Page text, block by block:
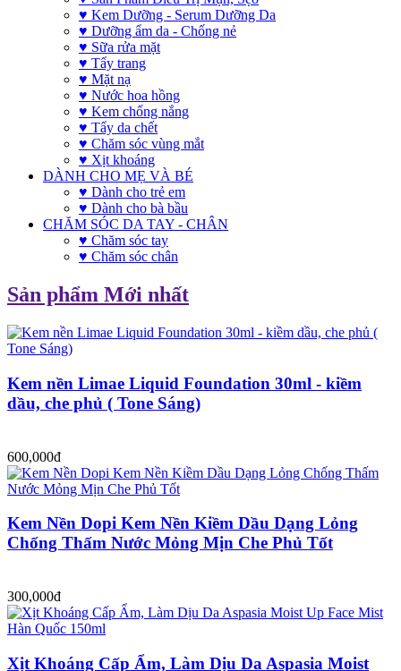
♥ Kem Dưỡng - Serum Dưỡng Da
♥ Dưỡng ẩm da - Chống nẻ
♥ Sữa rửa mặt
♥ Tẩy trang
♥ Mặt nạ
♥ Nước hoa hồng
♥ Kem chống nắng
♥ Tẩy da chết
♥ Chăm sóc vùng mắt
♥ Xịt khoáng
DÀNH CHO MẸ VÀ BÉ
♥ Dành cho trẻ em
♥ Dành cho bà bầu
CHĂM SÓC DA TAY - CHÂN
♥ Chăm sóc tay
♥ Chăm sóc chân
Sản phẩm Mới nhất
Kem nền Limae Liquid Foundation 30ml - kiềm
dầu, che phủ ( Tone Sáng)
600,000đ
Kem Nền Dopi Kem Nền Kiềm Dầu Dạng Lỏng
Chống Thấm Nước Mỏng Mịn Che Phủ Tốt
300,000đ
Xịt Khoáng Cấp Ẩm, Làm Dịu Da Aspasia Moist